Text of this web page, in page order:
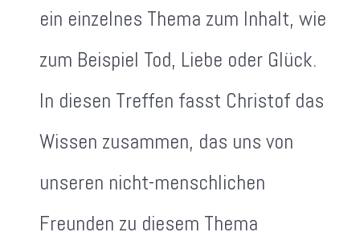
ein einzelnes Thema zum Inhalt, wie
zum Beispiel Tod, Liebe oder Glück.
In diesen Treffen fasst Christof das
Wissen zusammen, das uns von
unseren nicht-menschlichen
Freunden zu diesem Thema